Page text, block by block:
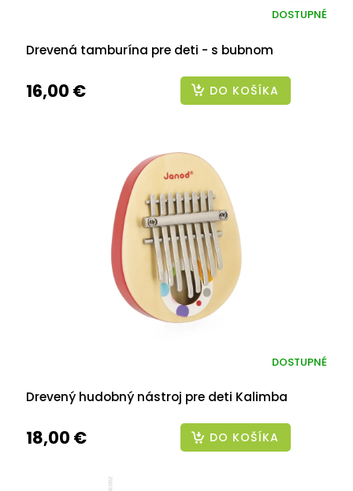
Drevená tamburína pre deti - s bubnom
DOSTUPNÉ
16,00 € DO KOŠÍKA
Drevený hudobný nástroj pre deti Kalimba
DOSTUPNÉ
18,00 € DO KOŠÍKA